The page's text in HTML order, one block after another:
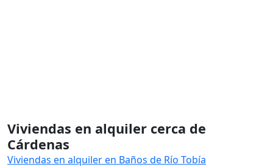
Viviendas en alquiler cerca de
Cárdenas
Viviendas en alquiler en Baños de Río Tobía